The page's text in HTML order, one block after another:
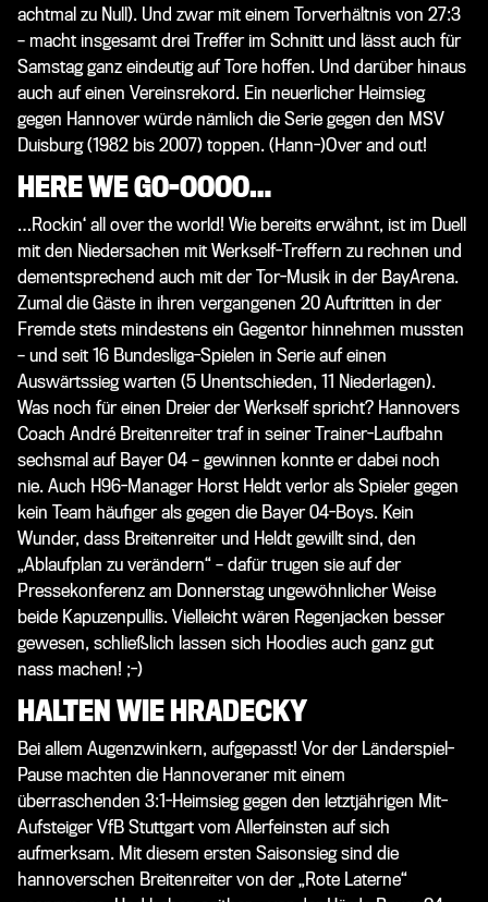
achtmal zu Null). Und zwar mit einem Torverhältnis von 27:3
– macht insgesamt drei Treffer im Schnitt und lässt auch für
Samstag ganz eindeutig auf Tore hoffen. Und darüber hinaus
auch auf einen Vereinsrekord. Ein neuerlicher Heimsieg
gegen Hannover würde nämlich die Serie gegen den MSV
Duisburg (1982 bis 2007) toppen. (Hann-)Over and out!
HERE WE GO-OOOO…
…Rockin‘ all over the world! Wie bereits erwähnt, ist im Duell
mit den Niedersachen mit Werkself-Treffern zu rechnen und
dementsprechend auch mit der Tor-Musik in der BayArena.
Zumal die Gäste in ihren vergangenen 20 Auftritten in der
Fremde stets mindestens ein Gegentor hinnehmen mussten
– und seit 16 Bundesliga-Spielen in Serie auf einen
Auswärtssieg warten (5 Unentschieden, 11 Niederlagen).
Was noch für einen Dreier der Werkself spricht? Hannovers
Coach André Breitenreiter traf in seiner Trainer-Laufbahn
sechsmal auf Bayer 04 – gewinnen konnte er dabei noch
nie. Auch H96-Manager Horst Heldt verlor als Spieler gegen
kein Team häufiger als gegen die Bayer 04-Boys. Kein
Wunder, dass Breitenreiter und Heldt gewillt sind, den
„Ablaufplan zu verändern“ – dafür trugen sie auf der
Pressekonferenz am Donnerstag ungewöhnlicher Weise
beide Kapuzenpullis. Vielleicht wären Regenjacken besser
gewesen, schließlich lassen sich Hoodies auch ganz gut
nass machen! ;-)
HALTEN WIE HRADECKY
Bei allem Augenzwinkern, aufgepasst! Vor der Länderspiel-
Pause machten die Hannoveraner mit einem
überraschenden 3:1-Heimsieg gegen den letztjährigen Mit-
Aufsteiger VfB Stuttgart vom Allerfeinsten auf sich
aufmerksam. Mit diesem ersten Saisonsieg sind die
hannoverschen Breitenreiter von der „Rote Laterne“